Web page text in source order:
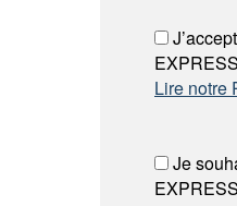
Lire notre
Je